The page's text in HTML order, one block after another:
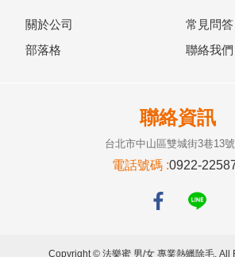
關於公司
常見問答
部落格
聯絡我們
聯絡資訊
台北市中山區雙城街3巷13
電話號碼 :0922-
Copyright © 法樂蜜 男/女 專業熱蠟除毛. All